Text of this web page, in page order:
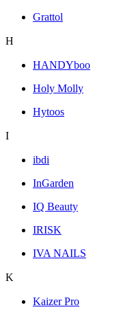
Grattol
H
HANDYboo
Holy Molly
Hytoos
I
ibdi
InGarden
IQ Beauty
IRISK
IVA NAILS
K
Kaizer Pro